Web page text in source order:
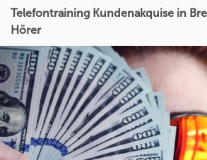
Telefontraining Kundenakquise in
Hörer